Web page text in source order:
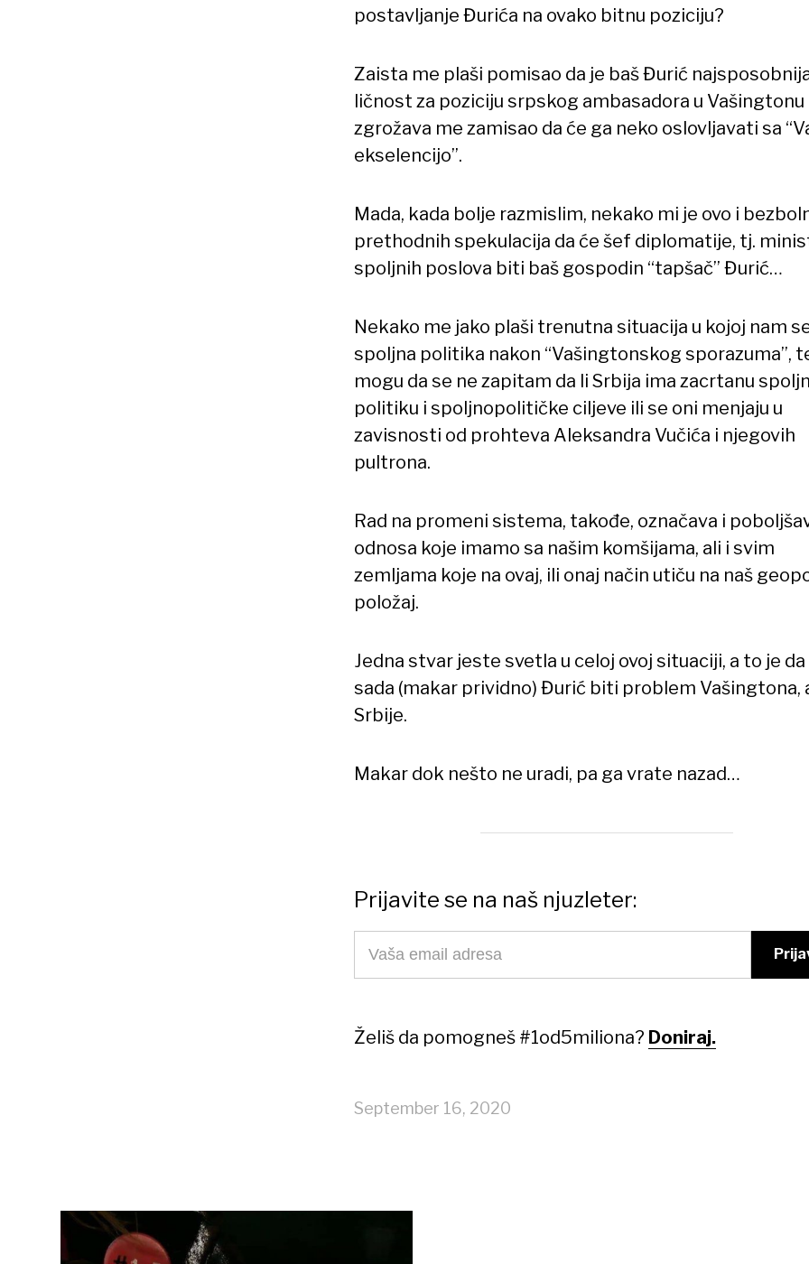
postavljanje Đurića na ovako bitnu poziciju?
Zaista me plaši pomisao da je baš Đurić
ličnost za poziciju srpskog ambasadora u Vašingtonu
zgrožava me zamisao da će ga neko oslovljavati sa
ekselencijo”.
Mada, kada bolje razmislim, nekako mi je ovo i
prethodnih spekulacija da će šef diplomatije, tj.
spoljnih poslova biti baš gospodin “tapšač” Đurić…
Nekako me jako plaši trenutna situacija u kojoj nam
spoljna politika nakon “Vašingtonskog sporazuma”,
mogu da se ne zapitam da li Srbija ima zacrtanu
politiku i spoljnopolitičke ciljeve ili se oni menjaju u
zavisnosti od prohteva Aleksandra Vučića i njegovih
pultrona.
Rad na promeni sistema, takođe, označava i
odnosa koje imamo sa našim komšijama, ali i svim
zemljama koje na ovaj, ili onaj način utiču na naš
položaj.
Jedna stvar jeste svetla u celoj ovoj situaciji, a to je da
sada (makar prividno) Đurić biti problem Vašingtona,
Srbije.
Makar dok nešto ne uradi, pa ga vrate nazad…
Prijavite se na naš njuzleter:
Želiš da pomogneš #1od5miliona? Doniraj.
September 16, 2020